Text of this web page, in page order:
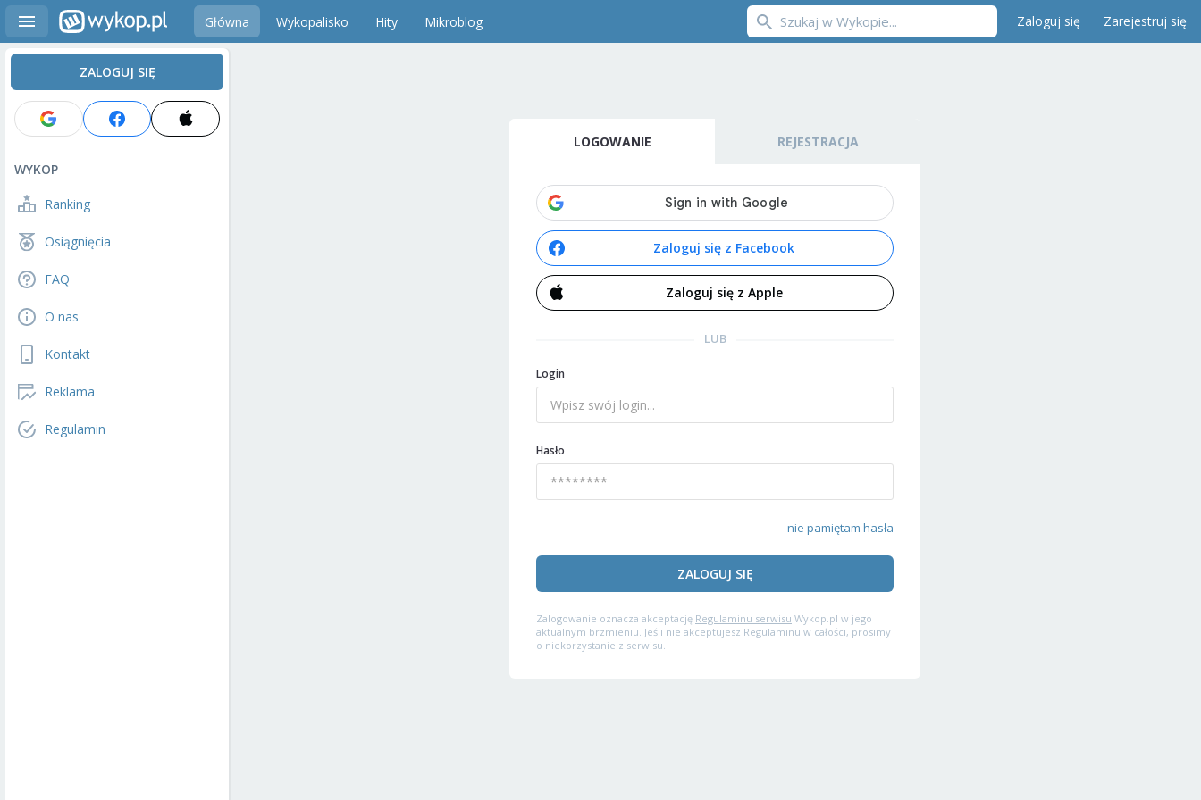
Główna Wykopalisko Hity Mikroblog Zaloguj się Zarejestruj się
ZALOGUJ SIĘ
WYKOP
Ranking
Osiągnięcia
FAQ
O nas
Kontakt
Reklama
Regulamin
LOGOWANIE REJESTRACJA
Zaloguj się z Facebook
Zaloguj się z Apple
LUB
Login
Hasło
nie pamiętam hasła
ZALOGUJ SIĘ
Zalogowanie oznacza akceptację Regulaminu serwisu Wykop.pl w jego
aktualnym brzmieniu. Jeśli nie akceptujesz Regulaminu w całości, prosimy
o niekorzystanie z serwisu.